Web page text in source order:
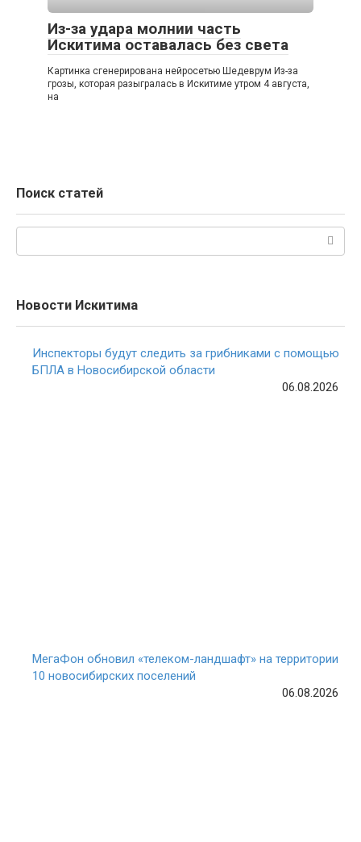
Из-за удара молнии часть
Искитима оставалась без света
Картинка сгенерирована нейросетью Шедеврум Из-за
грозы, которая разыгралась в Искитиме утром 4 августа,
на
Поиск статей
Новости Искитима
Инспекторы будут следить за грибниками с помощью
БПЛА в Новосибирской области
06.08.2026
МегаФон обновил «телеком-ландшафт» на территории
10 новосибирских поселений
06.08.2026